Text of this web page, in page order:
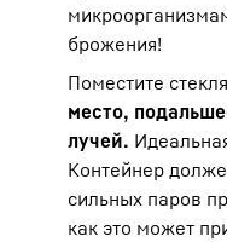
брожения!
Поместите
место, подальше
лучей.
Контейнер
сильных паров
как это может